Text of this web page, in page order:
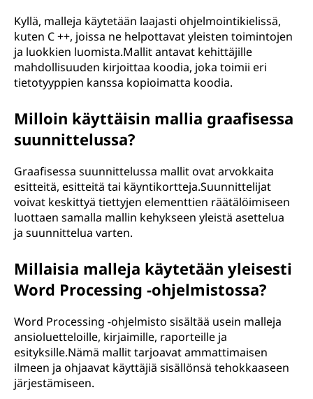
Kyllä, malleja käytetään laajasti ohjelmointikielissä,
kuten C ++, joissa ne helpottavat yleisten toimintojen
ja luokkien luomista.Mallit antavat kehittäjille
mahdollisuuden kirjoittaa koodia, joka toimii eri
tietotyyppien kanssa kopioimatta koodia.
Milloin käyttäisin mallia graafisessa
suunnittelussa?
Graafisessa suunnittelussa mallit ovat arvokkaita
esitteitä, esitteitä tai käyntikortteja.Suunnittelijat
voivat keskittyä tiettyjen elementtien räätälöimiseen
luottaen samalla mallin kehykseen yleistä asettelua
ja suunnittelua varten.
Millaisia malleja käytetään yleisesti
Word Processing -ohjelmistossa?
Word Processing -ohjelmisto sisältää usein malleja
ansioluetteloille, kirjaimille, raporteille ja
esityksille.Nämä mallit tarjoavat ammattimaisen
ilmeen ja ohjaavat käyttäjiä sisällönsä tehokkaaseen
järjestämiseen.